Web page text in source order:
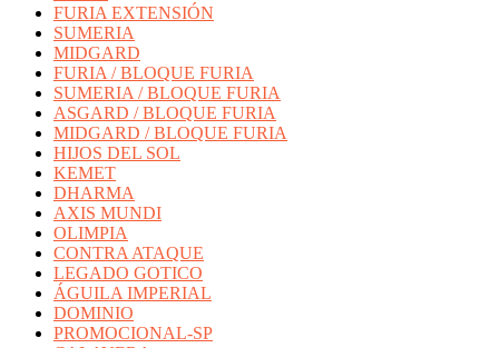
FURIA EXTENSIÓN
SUMERIA
MIDGARD
FURIA / BLOQUE FURIA
SUMERIA / BLOQUE FURIA
ASGARD / BLOQUE FURIA
MIDGARD / BLOQUE FURIA
HIJOS DEL SOL
KEMET
DHARMA
AXIS MUNDI
OLIMPIA
CONTRA ATAQUE
LEGADO GOTICO
ÁGUILA IMPERIAL
DOMINIO
PROMOCIONAL-SP